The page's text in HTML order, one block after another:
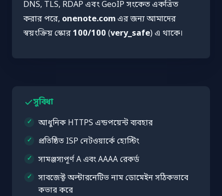
DNS, TLS, RDAP এবং GeoIP সংকেত একত্রিত
করার পরে, onenote.comএর জন্য আমাদের
স্বয়ংক্রিয় স্কোর100/100 (very_safe) এ থাকে।
সুবিধা
আধুনিক HTTPS এন্ডপয়েন্ট ব্যবহার
প্রতিষ্ঠিত ISP নেটওয়ার্কে হোস্টিং
সামঞ্জস্যপূর্ণ A এবং AAAA রেকর্ড
সাবজেক্ট অল্টারনেটিভ নাম ডোমেইন সঠিকভাবে
কভার করে